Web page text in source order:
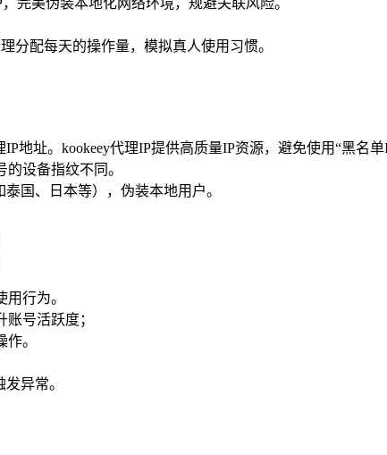
分配每天的操作量，模拟真人使用习惯。
地址。kookeey代理IP提供高质量IP资源，避免使用“黑名单
设备指纹不同。
国、日本等），伪装本地用户。
行为。
号活跃度；
。
异常。